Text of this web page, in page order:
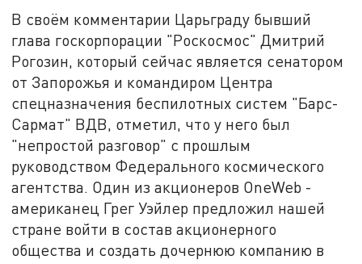
В своём комментарии Царьграду бывший
глава госкорпорации "Роскосмос" Дмитрий
Рогозин, который сейчас является сенатором
от Запорожья и командиром Центра
спецназначения беспилотных систем "Барс-
Сармат" ВДВ, отметил, что у него был
"непростой разговор" с прошлым
руководством Федерального космического
агентства. Один из акционеров OneWeb -
американец Грег Уэйлер предложил нашей
стране войти в состав акционерного
общества и создать дочернюю компанию в